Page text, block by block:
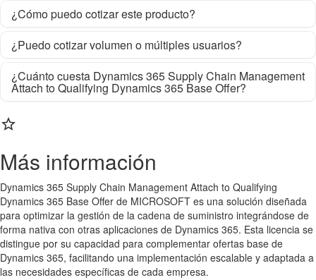
¿Cómo puedo cotizar este producto?
¿Puedo cotizar volumen o múltiples usuarios?
¿Cuánto cuesta Dynamics 365 Supply Chain Management
Attach to Qualifying Dynamics 365 Base Offer?

Más información
Dynamics 365 Supply Chain Management Attach to Qualifying
Dynamics 365 Base Offer de MICROSOFT es una solución diseñada
para optimizar la gestión de la cadena de suministro integrándose de
forma nativa con otras aplicaciones de Dynamics 365. Esta licencia se
distingue por su capacidad para complementar ofertas base de
Dynamics 365, facilitando una implementación escalable y adaptada a
las necesidades específicas de cada empresa.